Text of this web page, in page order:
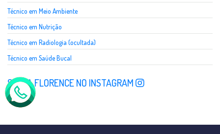
Técnico em Meio Ambiente
Técnico em Nutrição
Técnico em Radiologia (ocultada)
Técnico em Saúde Bucal
SIGA A FLORENCE NO INSTAGRAM